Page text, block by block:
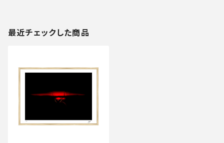
最近チェックした商品